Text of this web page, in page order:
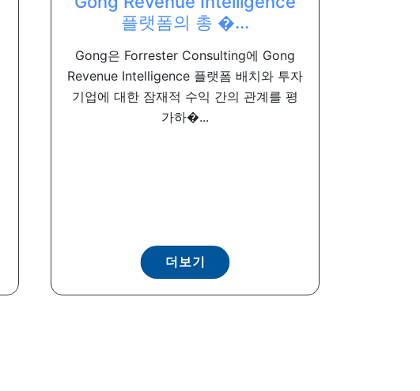
플랫폼의 총 �...
Gong은 Forrester Consulting에 Gong
Revenue Intelligence 플랫폼 배치와 투자
기업에 대한 잠재적 수익 간의 관계를 평
가하�...
더보기